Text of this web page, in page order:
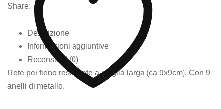
Share:
Descrizione
Informazioni aggiuntive
Recensioni (0)
Rete per fieno resistente a maglia larga (ca 9x9cm). Con 9
anelli di metallo.